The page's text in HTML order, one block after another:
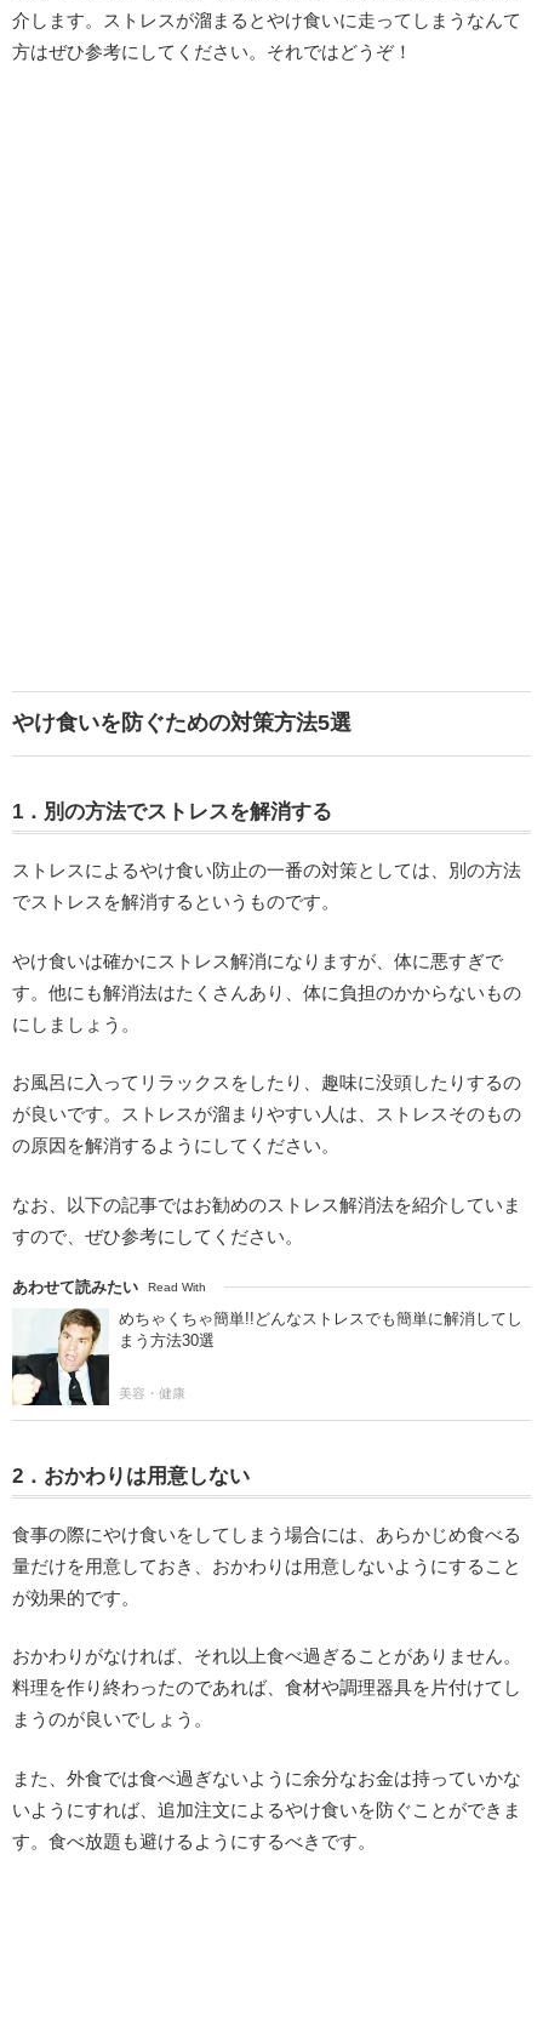
介します。ストレスが溜まるとやけ食いに走ってしまうなんて
方はぜひ参考にしてください。それではどうぞ！
やけ食いを防ぐための対策方法5選
1．別の方法でストレスを解消する
ストレスによるやけ食い防止の一番の対策としては、別の方法
でストレスを解消するというものです。
やけ食いは確かにストレス解消になりますが、体に悪すぎで
す。他にも解消法はたくさんあり、体に負担のかからないもの
にしましょう。
お風呂に入ってリラックスをしたり、趣味に没頭したりするの
が良いです。ストレスが溜まりやすい人は、ストレスそのもの
の原因を解消するようにしてください。
なお、以下の記事ではお勧めのストレス解消法を紹介していま
すので、ぜひ参考にしてください。
あわせて読みたい Read With
めちゃくちゃ簡単!!どんなストレスでも簡単に解消してし
まう方法30選
美容・健康
2．おかわりは用意しない
食事の際にやけ食いをしてしまう場合には、あらかじめ食べる
量だけを用意しておき、おかわりは用意しないようにすること
が効果的です。
おかわりがなければ、それ以上食べ過ぎることがありません。
料理を作り終わったのであれば、食材や調理器具を片付けてし
まうのが良いでしょう。
また、外食では食べ過ぎないように余分なお金は持っていかな
いようにすれば、追加注文によるやけ食いを防ぐことができま
す。食べ放題も避けるようにするべきです。